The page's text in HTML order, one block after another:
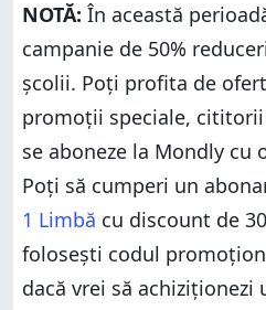
Pro și contra
Verdict
Ce este Mondly?
Ce conținut poți să accesezi
Primele impresii, sau cum
nouă cu Mondly
Experiența de utilizare a
limbă nouă
Ție îți place Mondly?
NOTĂ: În această
campanie de 50%
școlii. Poți profita de
promoții speciale,
se aboneze la Mondly cu
Poți să cumperi un
1 Limbă cu discount de
folosești codul
dacă vrei să achiziționezi